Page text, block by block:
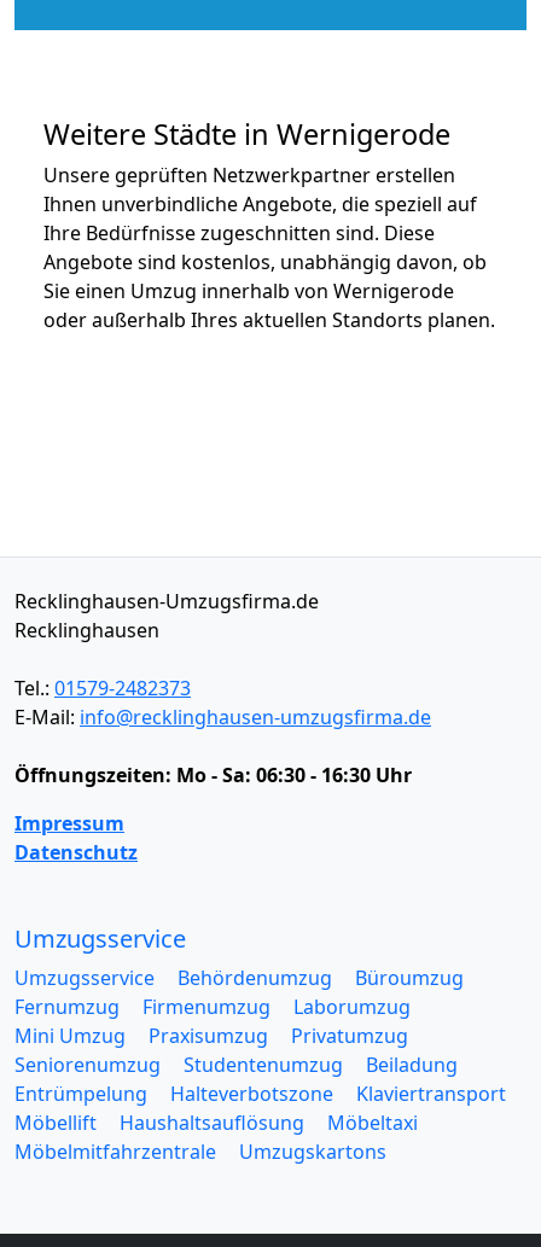
Weitere Städte in Wernigerode
Unsere geprüften Netzwerkpartner erstellen
Ihnen unverbindliche Angebote, die speziell auf
Ihre Bedürfnisse zugeschnitten sind. Diese
Angebote sind kostenlos, unabhängig davon, ob
Sie einen Umzug innerhalb von Wernigerode
oder außerhalb Ihres aktuellen Standorts planen.
Recklinghausen-Umzugsfirma.de
Recklinghausen
Tel.: 01579-2482373
E-Mail: info@recklinghausen-umzugsfirma.de
Öffnungszeiten: Mo - Sa: 06:30 - 16:30 Uhr
Impressum
Datenschutz
Umzugsservice
Umzugsservice Behördenumzug
Büroumzug
Fernumzug
Firmenumzug
Laborumzug
Mini Umzug
Praxisumzug
Privatumzug
Seniorenumzug
Studentenumzug
Beiladung
Entrümpelung
Halteverbotszone
Klaviertransport
Möbellift
Haushaltsauflösung
Möbeltaxi
Möbelmitfahrzentrale
Umzugskartons